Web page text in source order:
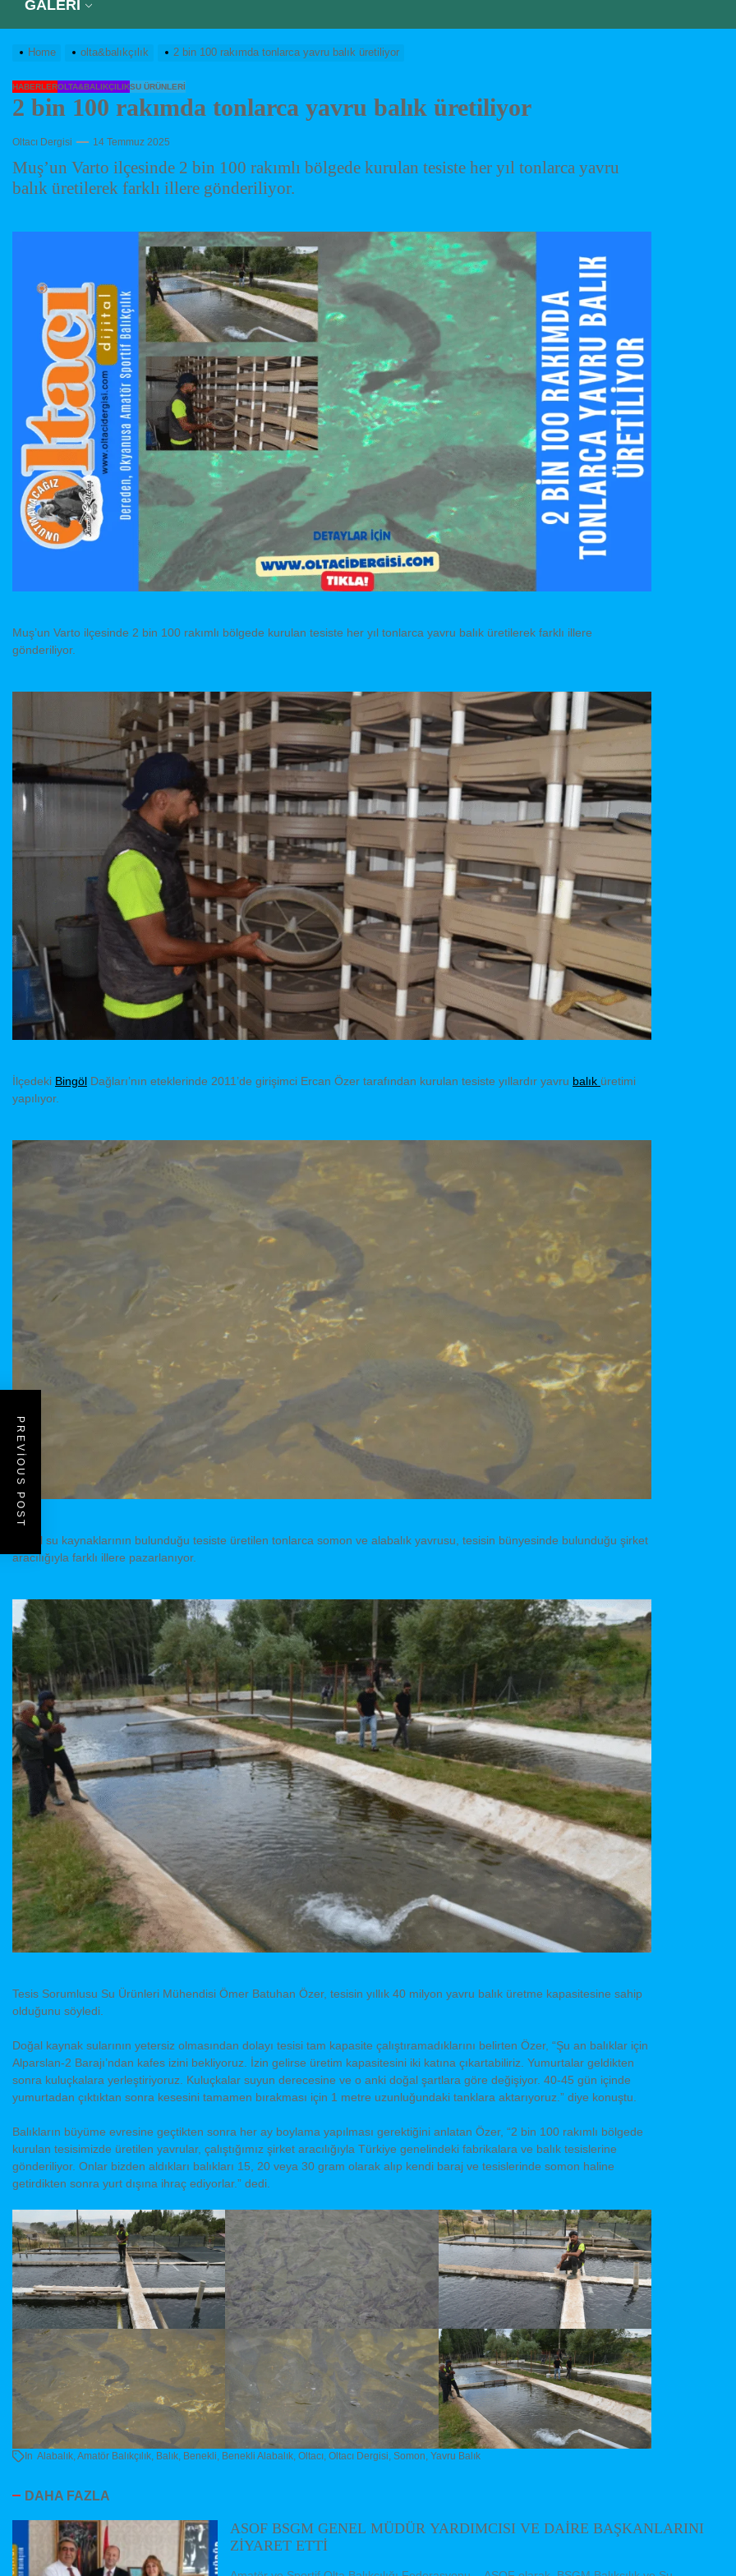
GALERİ
Home olta&balıkçılık 2 bin 100 rakımda tonlarca yavru balık üretiliyor
HABERLEROLTA&BALIKÇILIKSU ÜRÜNLERI
2 bin 100 rakımda tonlarca yavru balık üretiliyor
Oltacı Dergisi 14 Temmuz 2025
Muş’un Varto ilçesinde 2 bin 100 rakımlı bölgede kurulan tesiste her yıl tonlarca yavru
balık üretilerek farklı illere gönderiliyor.
Muş’un Varto ilçesinde 2 bin 100 rakımlı bölgede kurulan tesiste her yıl tonlarca yavru balık üretilerek farklı illere
gönderiliyor.
İlçedeki Bingöl Dağları’nın eteklerinde 2011’de girişimci Ercan Özer tarafından kurulan tesiste yıllardır yavru balık üretimi
yapılıyor.
Doğal su kaynaklarının bulunduğu tesiste üretilen tonlarca somon ve alabalık yavrusu, tesisin bünyesinde bulunduğu şirket
aracılığıyla farklı illere pazarlanıyor.
Tesis Sorumlusu Su Ürünleri Mühendisi Ömer Batuhan Özer, tesisin yıllık 40 milyon yavru balık üretme kapasitesine sahip
olduğunu söyledi.
Doğal kaynak sularının yetersiz olmasından dolayı tesisi tam kapasite çalıştıramadıklarını belirten Özer, “Şu an balıklar için
Alparslan-2 Barajı’ndan kafes izini bekliyoruz. İzin gelirse üretim kapasitesini iki katına çıkartabiliriz. Yumurtalar geldikten
sonra kuluçkalara yerleştiriyoruz. Kuluçkalar suyun derecesine ve o anki doğal şartlara göre değişiyor. 40-45 gün içinde
yumurtadan çıktıktan sonra kesesini tamamen bırakması için 1 metre uzunluğundaki tanklara aktarıyoruz.” diye konuştu.
Balıkların büyüme evresine geçtikten sonra her ay boylama yapılması gerektiğini anlatan Özer, “2 bin 100 rakımlı bölgede
kurulan tesisimizde üretilen yavrular, çalıştığımız şirket aracılığıyla Türkiye genelindeki fabrikalara ve balık tesislerine
gönderiliyor. Onlar bizden aldıkları balıkları 15, 20 veya 30 gram olarak alıp kendi baraj ve tesislerinde somon haline
getirdikten sonra yurt dışına ihraç ediyorlar.” dedi.
In Alabalık Amatör Balıkçılık Balık Benekli Benekli Alabalık Oltacı Oltacı Dergisi Somon Yavru Balık
PREVIOUS POST
DAHA FAZLA
ASOF BSGM GENEL MÜDÜR YARDIMCISI VE DAİRE BAŞKANLARINI
ZİYARET ETTİ